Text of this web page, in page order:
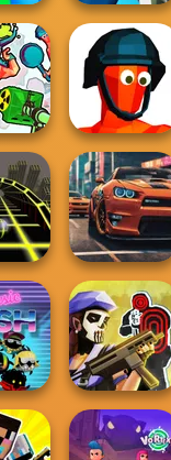
Sniper Shooter 2
2 Funny Shooter
3D Real City Driver